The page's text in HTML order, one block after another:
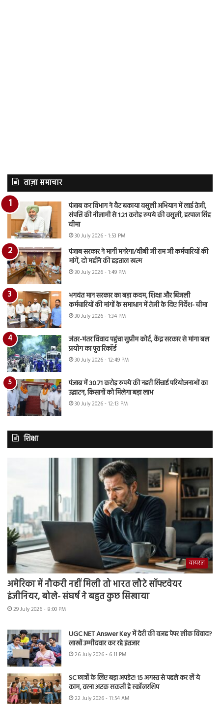
ताज़ा समाचार
पंजाब कर विभाग ने वैट बकाया वसूली अभियान में लाई तेजी,
संपत्ति की नीलामी से 1.21 करोड़ रुपये की वसूली, हरपाल सिंह
चीमा
30 July 2026 - 1:53 PM
पंजाब सरकार ने मानी मनरेगा/वीबी जी राम जी कर्मचारियों की
मांगें, दो महीने की हड़ताल खत्म
30 July 2026 - 1:49 PM
भगवंत मान सरकार का बड़ा कदम, शिक्षा और बिजली
कर्मचारियों की मांगों के समाधान में तेजी के दिए निर्देश- चीमा
30 July 2026 - 1:34 PM
जंतर-मंतर विवाद पहुंचा सुप्रीम कोर्ट, केंद्र सरकार से मांगा बल
प्रयोग का पूरा रिकॉर्ड
30 July 2026 - 12:49 PM
पंजाब में 30.71 करोड़ रुपये की नहरी सिंचाई परियोजनाओं का
उद्घाटन, किसानों को मिलेगा बड़ा लाभ
30 July 2026 - 12:13 PM
शिक्षा
वायरल
अमेरिका में नौकरी नहीं मिली तो भारत लौटे सॉफ्टवेयर
इंजीनियर, बोले- संघर्ष ने बहुत कुछ सिखाया
29 July 2026 - 8:00 PM
UGC NET Answer Key में देरी की वजह पेपर लीक विवाद?
लाखों उम्मीदवार कर रहे इंतजार
26 July 2026 - 6:11 PM
SC छात्रों के लिए बड़ा अपडेट! 15 अगस्त से पहले कर लें ये
काम, वरना अटक सकती है स्कॉलरशिप
22 July 2026 - 11:54 AM